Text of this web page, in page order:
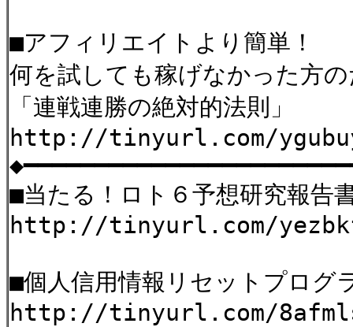
■アフィリエイトより簡単！
何を試しても稼げなかった方
「連戦連勝の絶対的法則」
http://tinyurl.com/
■当たる！ロト６予想研究報告
http://tinyurl.com/
■個人信用情報リセットプログ
http://tinyurl.com/